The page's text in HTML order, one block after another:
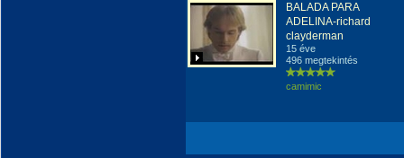
BALADA PARA
ADELINA-richard
clayderman
15 éve
496 megtekintés
camimic